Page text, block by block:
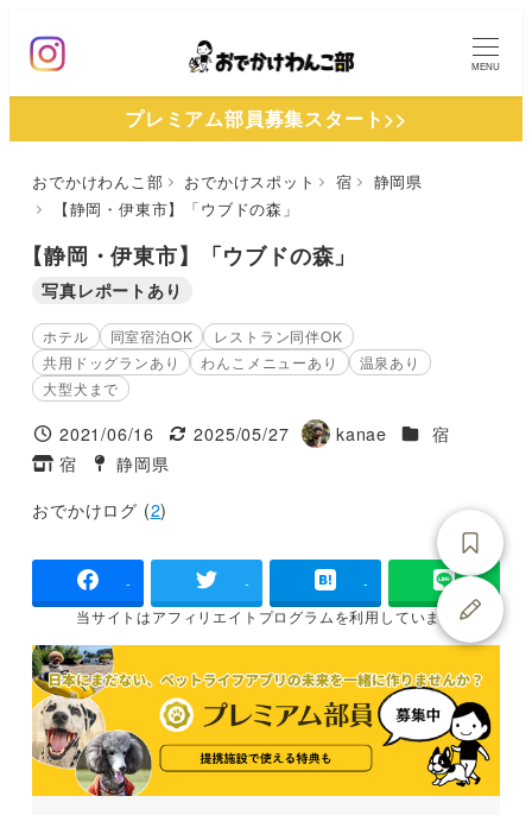
ン
MENU
プレミアム部員募集スタート>>
おでかけわんこ部 おでかけスポット 宿
静岡県
【静岡・伊東市】「ウブドの森」
【静岡・伊東市】「ウブドの森」
写真レポートあり
ホテル 同室宿泊OK
レストラン同伴OK
共用ドッグランあり
わんこメニューあり
温泉あり
大型犬まで
投稿日
2021/06/16
更新日
2025/05/27
著
kanae 施設ジャンル
宿
タグ
宿
タグ
静岡県
おでかけログ (2)
- - -
当サイトはアフィリエイトプログラムを利用しています